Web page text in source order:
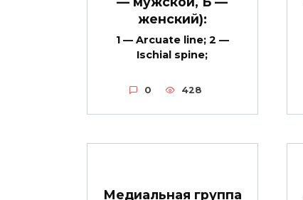
женский):
1 — Arcuate line; 2 —
Ischial spine;
0 428
Медиальная группа